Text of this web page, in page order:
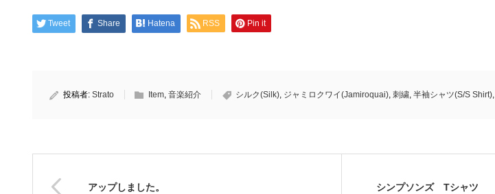
Tweet Share Hatena RSS Pin it
投稿者: Strato Item, 音楽紹介 シルク(Silk), ジャミロクワイ(Jamiroquai), 刺繍, 半袖シャツ(S/S Shirt),
アップしました。 シンプソンズ Tシャツ